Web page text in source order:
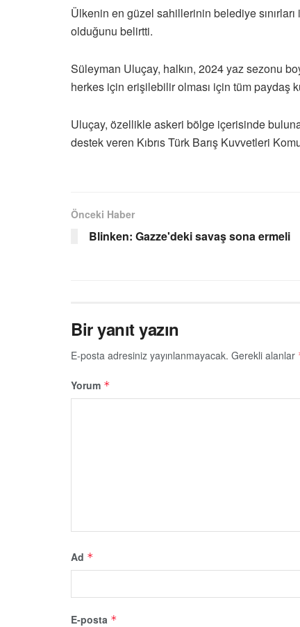
Ülkenin en güzel sahillerinin belediye
olduğunu belirtti.
Süleyman Uluçay, halkın, 2024 yaz sezonu
herkes için erişilebilir olması için tüm paydaş
Uluçay, özellikle askeri bölge içerisinde
destek veren Kıbrıs Türk Barış Kuvvetleri
Önceki Haber
Blinken: Gazze'deki savaş sona ermeli
Bir yanıt yazın
E-posta adresiniz yayınlanmayacak. Gerekli alanlar
Yorum *
Ad *
E-posta *